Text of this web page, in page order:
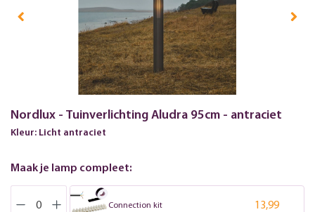
Nordlux - Tuinverlichting Aludra 95cm - antraciet
Kleur: Licht antraciet
Maak je lamp compleet:
Connection kit 13,99